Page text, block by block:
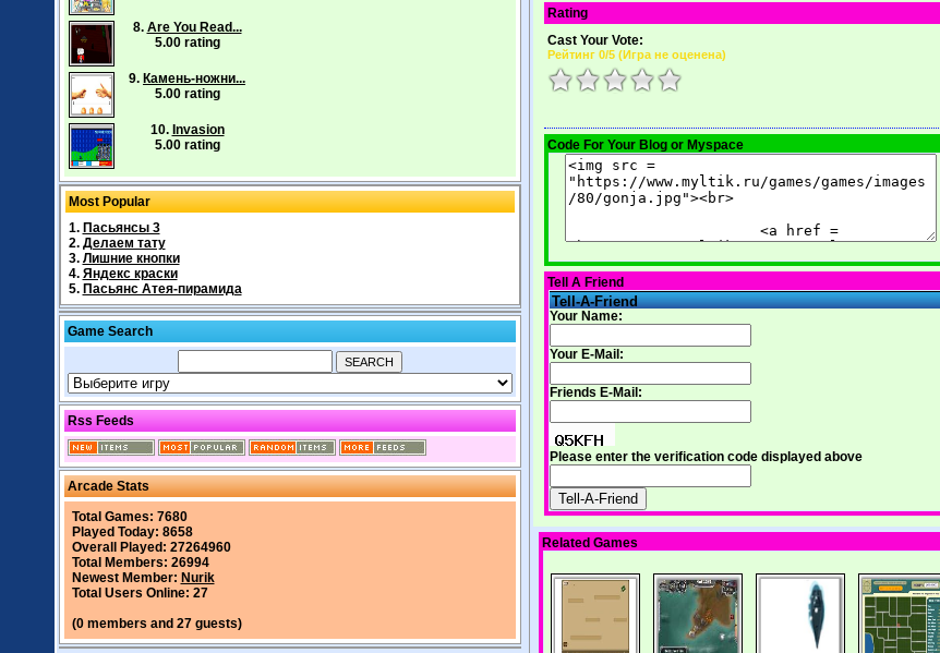
8. Are You Read...
5.00 rating
9. Камень-ножни...
5.00 rating
10. Invasion
5.00 rating
Most Popular
1. Пасьянсы 3
2. Делаем тату
3. Лишние кнопки
4. Яндекс краски
5. Пасьянс Атея-пирамида
Game Search
Rss Feeds
Arcade Stats
Total Games: 7680
Played Today: 8658
Overall Played: 27264960
Total Members: 26994
Newest Member: Nurik
Total Users Online: 27
(0 members and 27 guests)
Rating
Cast Your Vote:
Рейтинг 0/5 (Игра не оценена)
Code For Your Blog or Myspace
Tell A Friend
Tell-A-Friend
Your Name:
Your E-Mail:
Friends E-Mail:
Please enter the verification code displayed above
Related Games